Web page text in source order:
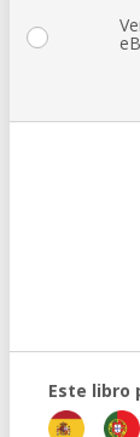
Este libro